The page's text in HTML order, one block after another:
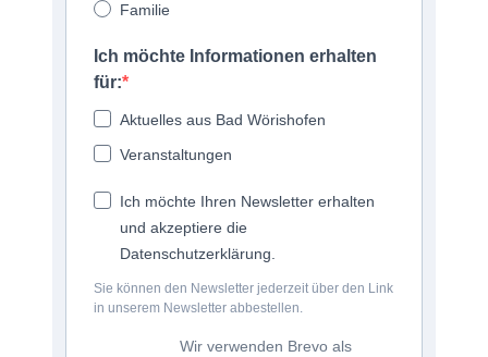
Familie
Ich möchte Informationen erhalten
für:
Aktuelles aus Bad Wörishofen
Veranstaltungen
Ich möchte Ihren Newsletter erhalten
und akzeptiere die
Datenschutzerklärung.
Sie können den Newsletter jederzeit über den Link
in unserem Newsletter abbestellen.
Wir verwenden Brevo als